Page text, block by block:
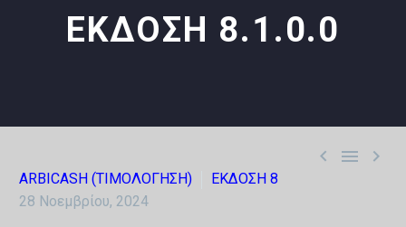
ΕΚΔΟΣΗ 8.1.0.0
  
ARBICASH (ΤΙΜΟΛΟΓΗΣΗ)
ΕΚΔΟΣΗ 8
28 Νοεμβρίου, 2024